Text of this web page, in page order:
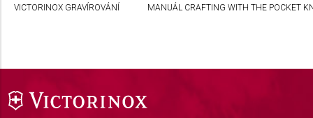
VICTORINOX GRAVÍROVÁNÍ MANUÁL CRAFTING WITH THE POCKET
Advertising